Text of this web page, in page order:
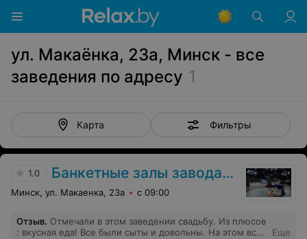
ул. Макаёнка, 23а, Минск - все
заведения по адресу 1
Карта Фильтры
1.0 Банкетные залы завода им. С.И. Вавилова
Минск, ул. Макаенка, 23а с 09:00
Отзыв. Отмечали в этом заведении свадьбу. Из плюсов
: вкусная еда! Все были сыты и довольны. На этом все
Еще